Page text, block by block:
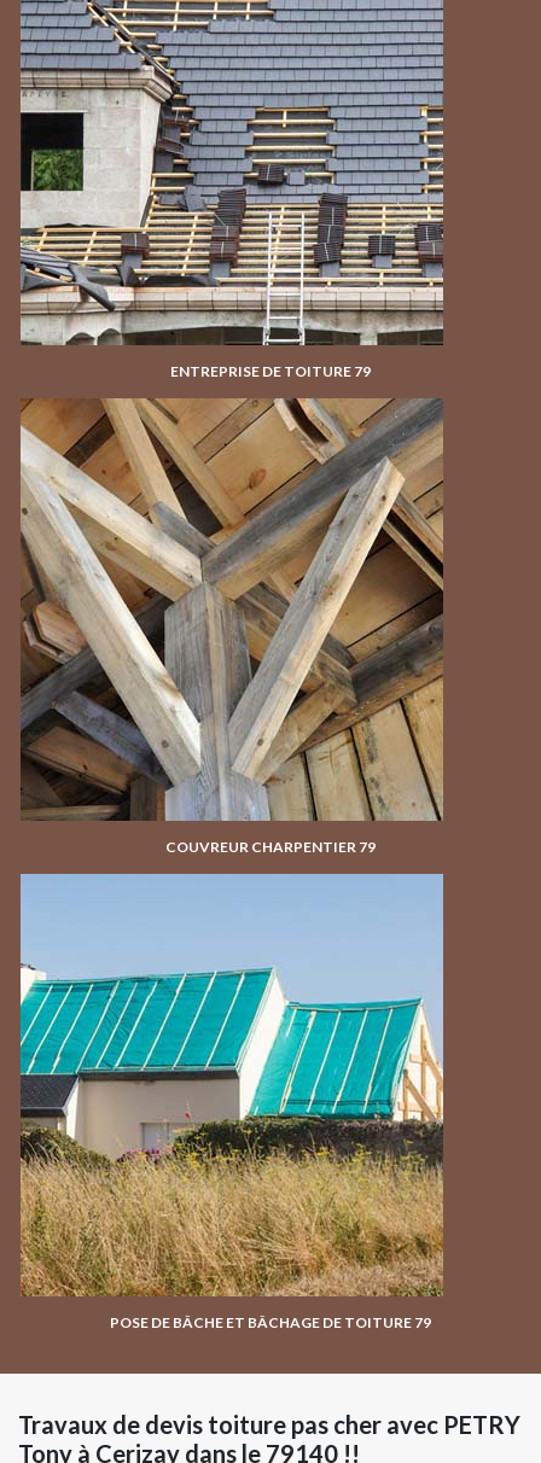
ENTREPRISE DE TOITURE 79
COUVREUR CHARPENTIER 79
POSE DE BÂCHE ET BÂCHAGE DE TOITURE 79
Travaux de devis toiture pas cher avec PETRY
Tony à Cerizay dans le 79140 !!